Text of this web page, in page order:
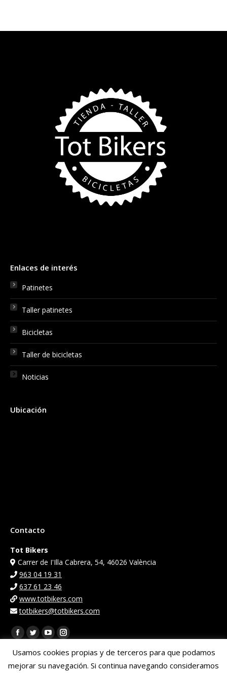
Enlaces de interés
Patinetes
Taller patinetes
Bicicletas
Taller de bicicletas
Noticias
Ubicación
Contacto
Tot Bikers
Carrer de I'Illa Cabrera, 54, 46026 València
963 04 19 31
637 61 23 46
www.totbikers.com
totbikers@totbikers.com
Encuéntranos en:
Facebook
page
opens
Twitter
page
opens
YouTube
page
opens
Instagram
page
opens
Usamos cookies propias y de terceros para que podamos
mejorar su navegación. Si continua navegando consideramos